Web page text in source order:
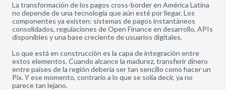
La transformación de los pagos cross-border en América Latina
no depende de una tecnología que aún esté por llegar. Los
componentes ya existen: sistemas de pagos instantáneos
consolidados, regulaciones de Open Finance en desarrollo, APIs
disponibles y una base creciente de usuarios digitales.
Lo que está en construcción es la capa de integración entre
estos elementos. Cuando alcance la madurez, transferir dinero
entre países de la región debería ser tan sencillo como hacer un
Pix. Y ese momento, contrario a lo que se solía decir, ya no
parece tan lejano.